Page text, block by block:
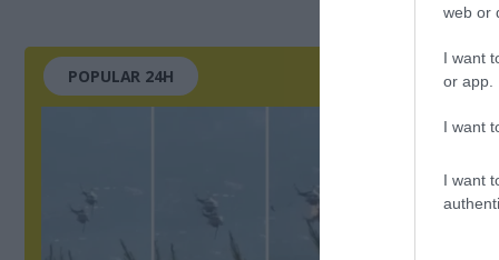
web or
I want
or app.
I want
I want
POPULAR 24H